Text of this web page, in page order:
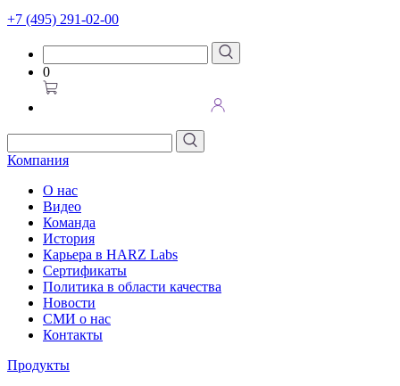
+7 (495) 291-02-00
0
Компания
О нас
Видео
Команда
История
Карьера в HARZ Labs
Сертификаты
Политика в области качества
Новости
СМИ о нас
Контакты
Продукты